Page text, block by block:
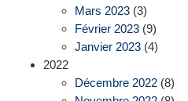
Mars 2023 (3)
Février 2023 (9)
Janvier 2023 (4)
2022
Décembre 2022 (8)